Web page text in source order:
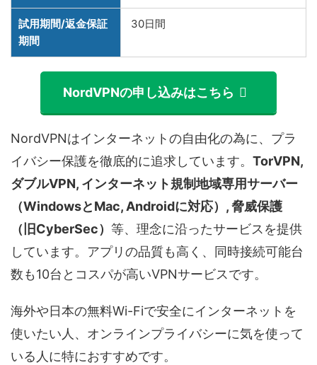
試用期間/返金保証
期間
30日間
NordVPNの申し込みはこちら
NordVPNはインターネットの自由化の為に、プラ
イバシー保護を徹底的に追求しています。 TorVPN,
ダブルVPN, インターネット規制地域専用サーバー
（WindowsとMac, Androidに対応）, 脅威保護
（旧CyberSec） 等、理念に沿ったサービスを提供
しています。アプリの品質も高く、同時接続可能台
数も10台とコスパが高いVPNサービスです。
海外や日本の無料Wi-Fiで安全にインターネットを
使いたい人、オンラインプライバシーに気を使って
いる人に特におすすめです。